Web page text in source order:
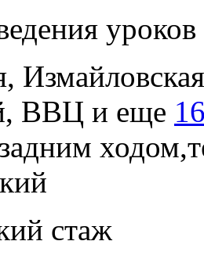
уроков
ВВЦ и еще
стаж